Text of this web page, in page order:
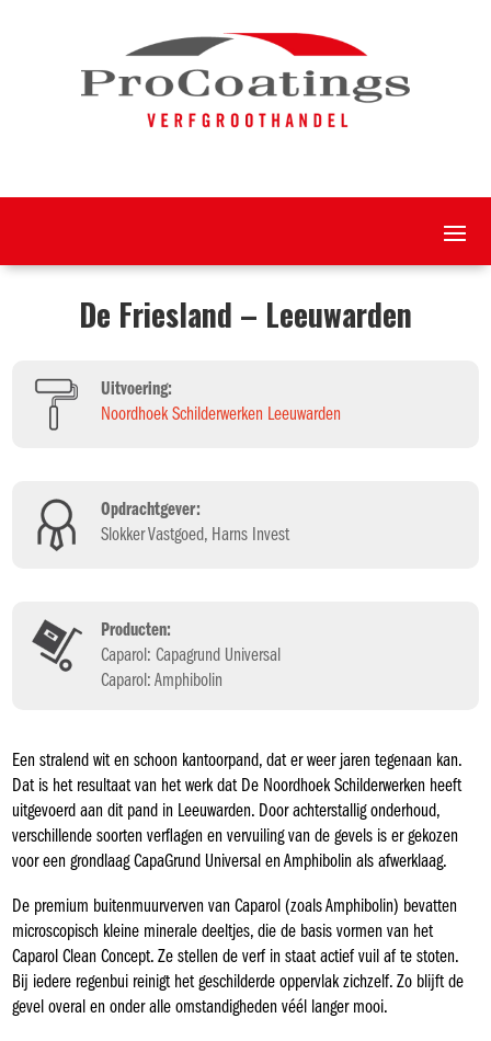
De Friesland – Leeuwarden
Uitvoering:
Noordhoek Schilderwerken Leeuwarden
Opdrachtgever:
Slokker Vastgoed, Harns Invest
Producten:
Caparol: Capagrund Universal
Caparol: Amphibolin
Een stralend wit en schoon kantoorpand, dat er weer jaren tegenaan kan.
Dat is het resultaat van het werk dat De Noordhoek Schilderwerken heeft
uitgevoerd aan dit pand in Leeuwarden. Door achterstallig onderhoud,
verschillende soorten verflagen en vervuiling van de gevels is er gekozen
voor een grondlaag CapaGrund Universal en Amphibolin als afwerklaag.
De premium buitenmuurverven van Caparol (zoals Amphibolin) bevatten
microscopisch kleine minerale deeltjes, die de basis vormen van het
Caparol Clean Concept. Ze stellen de verf in staat actief vuil af te stoten.
Bij iedere regenbui reinigt het geschilderde oppervlak zichzelf. Zo blijft de
gevel overal en onder alle omstandigheden véél langer mooi.